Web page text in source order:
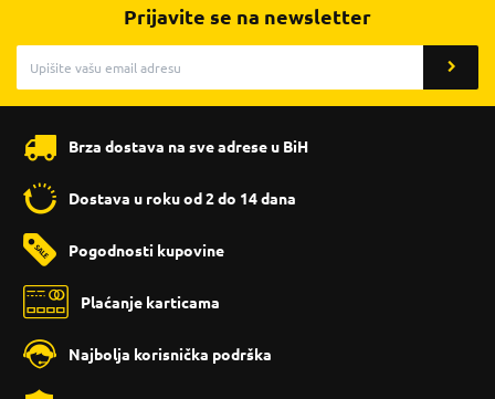
Prijavite se na newsletter
Brza dostava na sve adrese u BiH
Dostava u roku od 2 do 14 dana
Pogodnosti kupovine
Plaćanje karticama
Najbolja korisnička podrška